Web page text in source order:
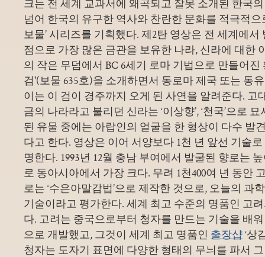
크는 전 세계 교과서에 왜곡되고 잘못 소개된 한국
넘어 한국의 유구한 역사와 찬란한 문화를 적극적으
보물’ 시리즈를 기획했다. 제2탄 영상은 전 세계에서
점으로 가장 많은 금관을 보유한 나라, 신라에 대한
의 작은 무덤에서 BC 6세기 로마 기법으로 만들어진
검'(보물 635호)을 소개하면서 동로마 제국 또는 동
이는 이 검이 경주까지 오게 된 사연을 알려준다. 고
금의 나라라고 불리던 신라는 ‘이상향’, ‘천국’으로
된 유물 중에는 아랍인의 얼굴을 한 형상이 다수 발
다고 한다. 영상은 이어 서양보다 1천 년 앞선 기술
명한다. 1993년 12월 충남 부여에서 발굴된 향로는 높
로 동아시아에서 가장 크다. 무려 1천400여 년 동안
로는 ‘수은아말감법’으로 제작한 것으로, 오늘의 과
기술이라고 평가한다. 세계 최고 수준의 명품인 고
다. 고려는 중국으로부터 청자를 만드는 기술을 배
으로 개발했고, 그것이 세계 최고 명품인 출장샵‘상
청자는 도자기 표면에 다양한 형태의 무늬를 파서